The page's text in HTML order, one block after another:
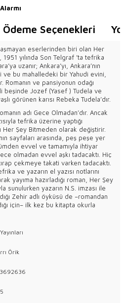
Ödeme Seçenekleri
eserlerinden biri olan Her
yılında Son Telgraf ’ta tefrika
uzanır; Ankara’yı, Ankara’nın
bu mahalledeki bir Yahudi evini,
Romanın ve pansiyonun odağı
beşinde Jozef (Yasef ) Tudela ve
görünen karısı Rebeka Tudela’dır.
adı Gece Olmadan’dır. Ancak
tefrika üzerine yaptığı
Her Şey Bitmeden olarak değiştirir.
sayfaları arasında, peş peşe yer
evvel ve tamamıyla ihtiyar
olmadan evvel aşkı tadacaktı. Hiç
çekmeye takati varken tadacaktı.
ve yazarın el yazısı notlarını
yayıma hazırladığı roman, Her Şey
sunulurken yazarın N.S. imzası ile
Zehir adlı öyküsü de –romandan
için– ilk kez bu kitapta okurla
Örik